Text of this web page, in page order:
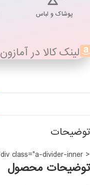
پوشاک و لباس
لینک کالا در آمازون
توضیحات
< div class="a-divider-inner">
توضیحات محصول